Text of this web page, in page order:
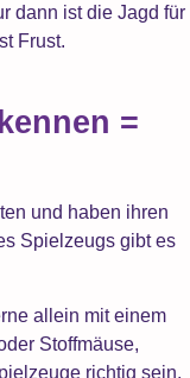
dann ist die Jagd für
Frust.
=
und haben ihren
Spielzeugs gibt es
allein mit einem
Stoffmäuse,
richtig sein,